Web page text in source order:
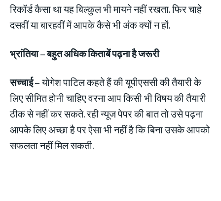
रिकॉर्ड कैसा था यह बिल्कुल भी मायने नहीं रखता. फिर चाहे
दसवीं या बारहवीं में आपके कैसे भी अंक क्यों न हों.
भ्रांतिया– बहुत अधिक किताबें पढ़ना है जरूरी
सच्चाई –योगेश पाटिल कहते हैं की यूपीएससी की तैयारी के
लिए सीमित होनी चाहिए वरना आप किसी भी विषय की तैयारी
ठीक से नहीं कर सकते. रही न्यूज पेपर की बात तो उसे पढ़ना
आपके लिए अच्छा है पर ऐसा भी नहीं है कि बिना उसके आपको
सफलता नहीं मिल सकती.